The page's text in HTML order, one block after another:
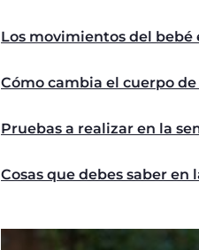
Los movimientos del
Cómo cambia el cuerpo
Pruebas a realizar en la
Cosas que debes saber